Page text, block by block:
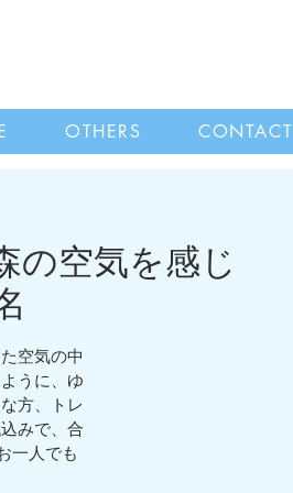
OTHERS CONTACT
の空気を感じ
空気の中
うに、ゆ
方、トレ
みで、合
一人でも